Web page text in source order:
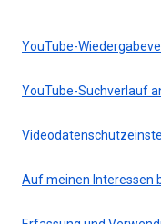
YouTube-
YouTube-Suchverlauf
Auf meinen Interessen